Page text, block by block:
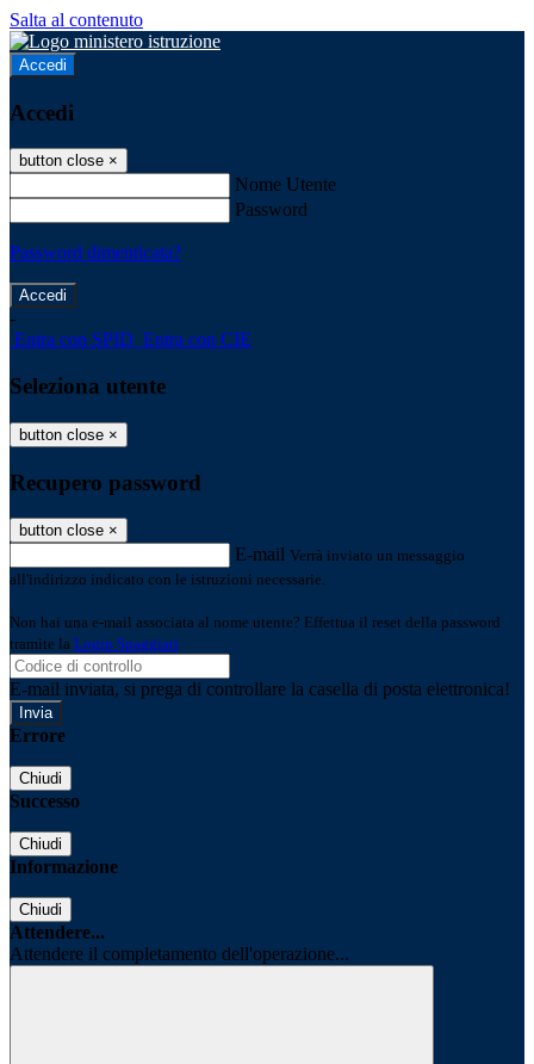
Salta al contenuto
Accedi
Accedi
button close ×
Nome Utente
Password
Password dimenticata?
-
Entra con SPID Entra con CIE
Seleziona utente
button close ×
Recupero password
button close ×
E-mail Verrà inviato un messaggio
all'indirizzo indicato con le istruzioni necessarie.
Non hai una e-mail associata al nome utente? Effettua il reset della password
tramite la Login Spaggiari
E-mail inviata, si prega di controllare la casella di posta elettronica!
Errore
Chiudi
Successo
Chiudi
Informazione
Chiudi
Attendere...
Attendere il completamento dell'operazione...